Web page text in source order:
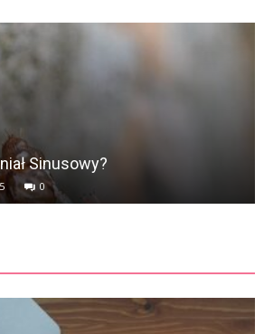
Sinusowy?
0